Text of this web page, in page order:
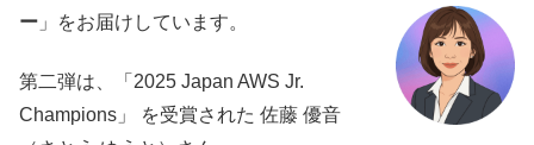
ー 」をお届けしています。
第二弾は、「2025 Japan AWS Jr.
Champions」 を受賞された 佐藤 優音